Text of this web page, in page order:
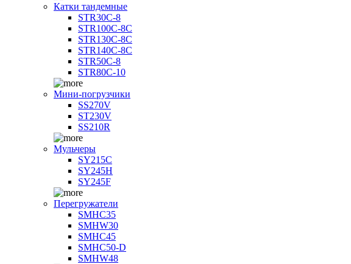
Катки тандемные
STR30C-8
STR100C-8С
STR130C-8С
STR140C-8С
STR50C-8
STR80C-10
Мини-погрузчики
SS270V
ST230V
SS210R
Мульчеры
SY215C
SY245H
SY245F
Перегружатели
SMHC35
SMHW30
SMHC45
SMHC50-D
SMHW48